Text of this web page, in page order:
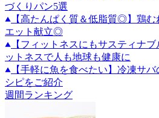
づくりパン5選
【高たんぱく質＆低脂質◎】鶏む
エット献立◎
【フィットネスにもサスティナ
ットネスで人も地球も健康に
【手軽に魚を食べたい】冷凍サ
シピをご紹介
週間ランキング